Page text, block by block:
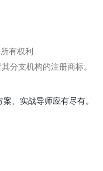
有权利
支机构的注册商标。
、实战导师应有尽有。